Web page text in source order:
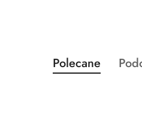
Pomiń karuzelę
Produkty
o
Polecane